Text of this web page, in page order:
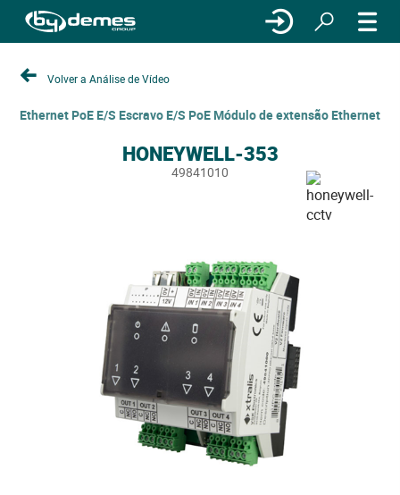
Volver a Análise de Vídeo
Ethernet PoE E/S Escravo E/S PoE Módulo de extensão Ethernet
HONEYWELL-353
49841010